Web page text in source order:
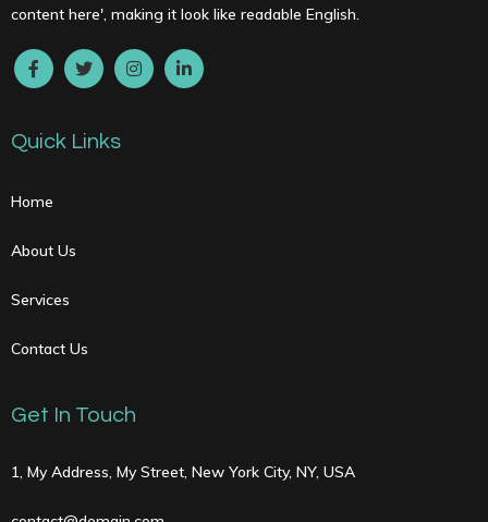
content here', making it look like readable English.
Quick Links
Home
About Us
Services
Contact Us
Get In Touch
1, My Address, My Street, New York City, NY, USA